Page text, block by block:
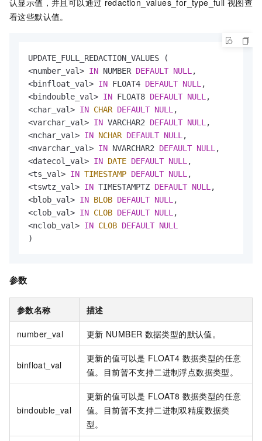
认显示值，并且可以通过 redaction_values_for_type_full 视图查
看这些默认值。
<number_val> IN NUMBER DEFAULT NULL
<binfloat_val> IN FLOAT4 DEFAULT NULL
<bindouble_val> IN FLOAT8 DEFAULT NULL
<char_val> IN CHAR DEFAULT NULL
<varchar_val> IN VARCHAR2 DEFAULT NULL
<nchar_val> IN NCHAR DEFAULT NULL
<nvarchar_val> IN NVARCHAR2 DEFAULT NULL
<datecol_val> IN DATE DEFAULT NULL
<ts_val> IN TIMESTAMP DEFAULT NULL
<tswtz_val> IN TIMESTAMPTZ DEFAULT NULL
<blob_val> IN BLOB DEFAULT NULL
<clob_val> IN CLOB DEFAULT NULL
<nclob_val> IN CLOB DEFAULT NULL
)
参数
参数名称 描述
number_val 更新 NUMBER 数据类型的默认值。
binfloat_val
更新的值可以是 FLOAT4 数据类型的任意
值。目前暂不支持二进制浮点数据类型。
bindouble_val
更新的值可以是 FLOAT8 数据类型的任意
值。目前暂不支持二进制双精度数据类
型。